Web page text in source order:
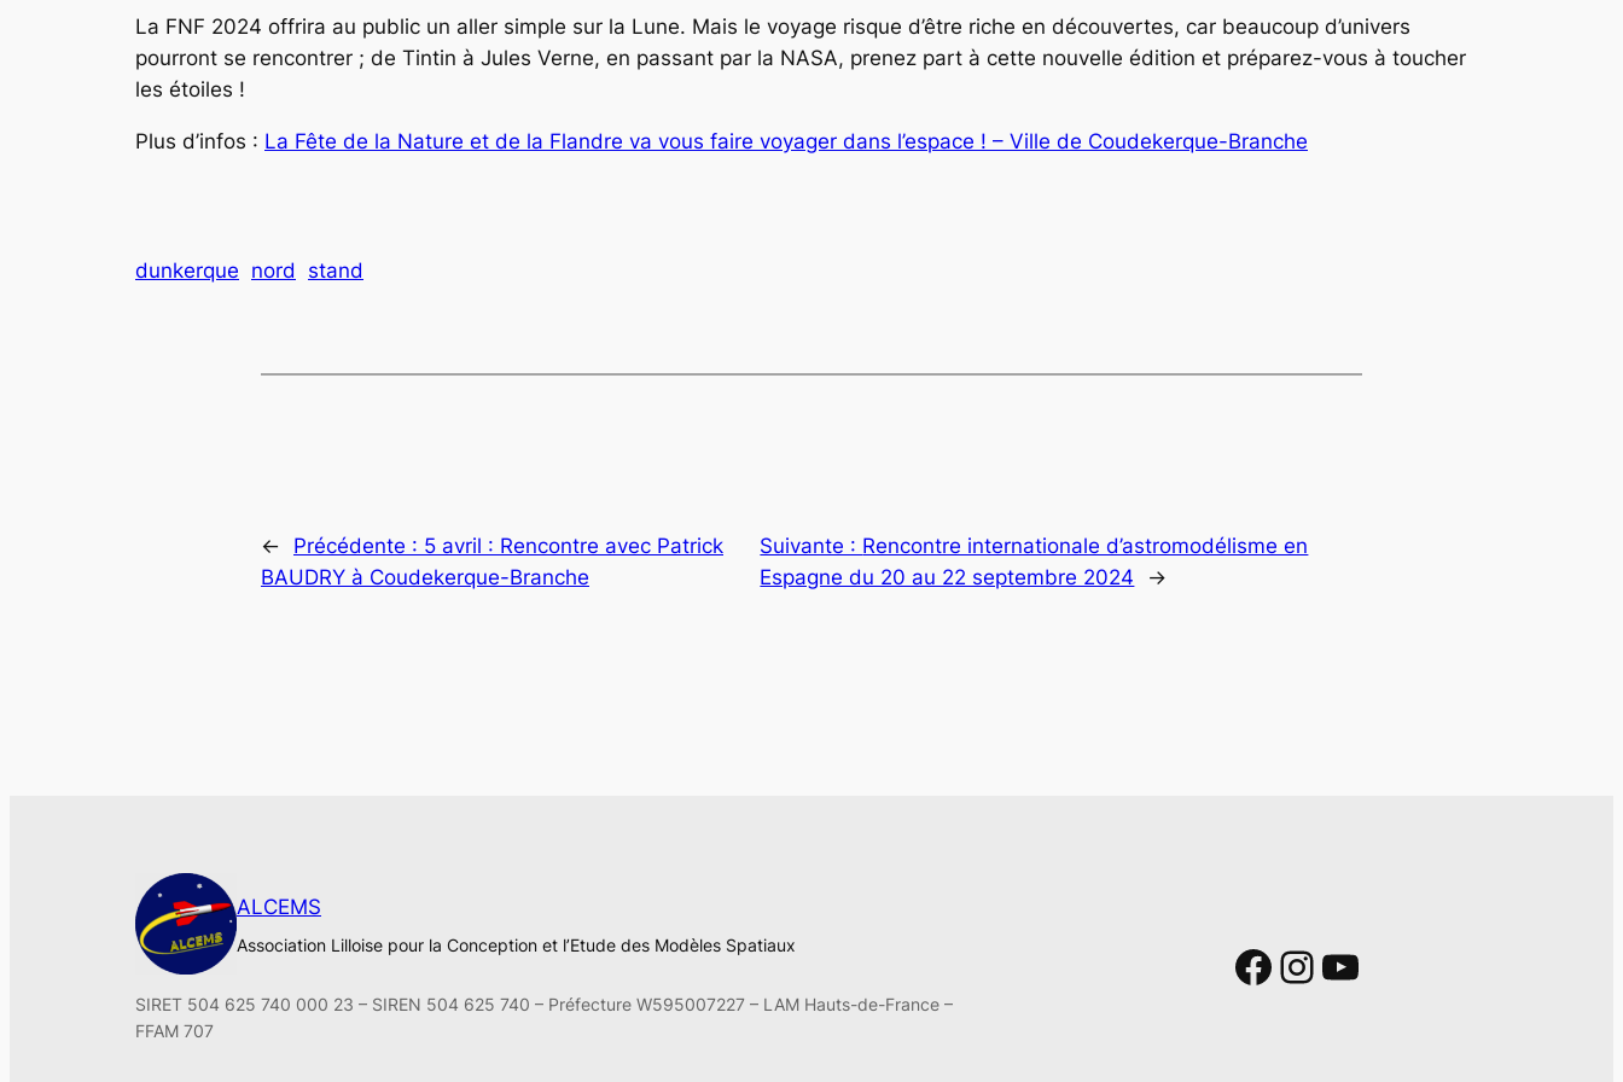
La FNF 2024 offrira au public un aller simple sur la Lune. Mais le voyage risque d’être riche en découvertes, car beaucoup d’univers
pourront se rencontrer ; de Tintin à Jules Verne, en passant par la NASA, prenez part à cette nouvelle édition et préparez-vous à toucher
les étoiles !
Plus d’infos : La Fête de la Nature et de la Flandre va vous faire voyager dans l’espace ! – Ville de Coudekerque-Branche
dunkerque nord stand
← Précédente : 5 avril : Rencontre avec Patrick
BAUDRY à Coudekerque-Branche
Suivante : Rencontre internationale d’astromodélisme en
Espagne du 20 au 22 septembre 2024
→
ALCEMS
Association Lilloise pour la Conception et l’Etude des Modèles Spatiaux
SIRET 504 625 740 000 23 – SIREN 504 625 740 – Préfecture W595007227 – LAM Hauts-de-France –
FFAM 707
Facebook Instagram YouTube